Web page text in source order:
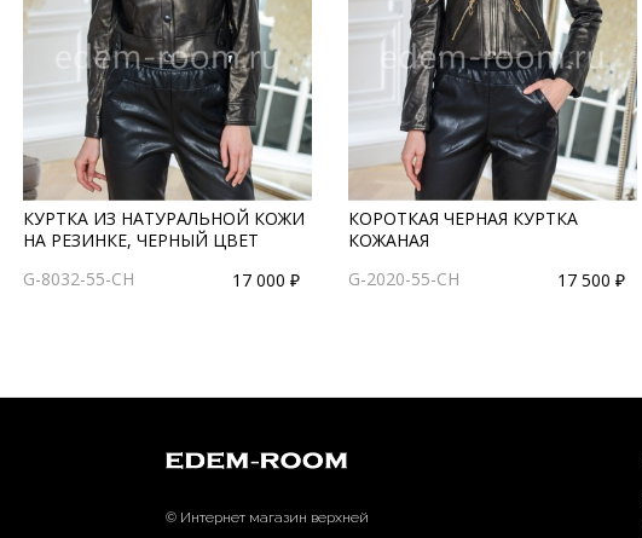
КУРТКА ИЗ НАТУРАЛЬНОЙ КОЖИ
НА РЕЗИНКЕ, ЧЕРНЫЙ ЦВЕТ
G-8032-55-CH
17 000 ₽
КОРОТКАЯ ЧЕРНАЯ КУРТКА
КОЖАНАЯ
G-2020-55-CH
17 500 ₽
© Интернет магазин верхней